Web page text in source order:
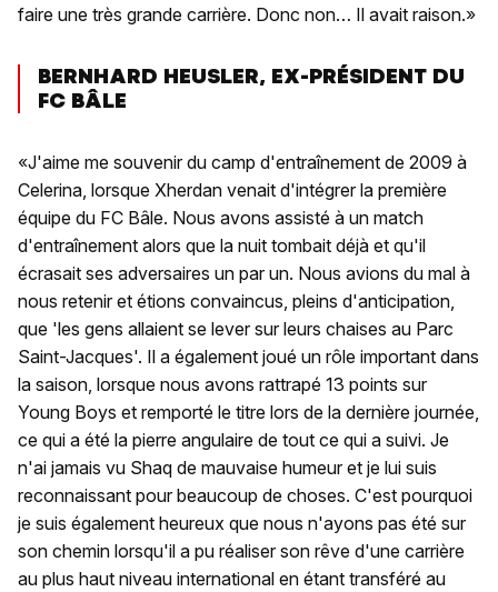
faire une très grande carrière. Donc non… Il avait raison.»
BERNHARD HEUSLER, EX-PRÉSIDENT DU
FC BÂLE
«J'aime me souvenir du camp d'entraînement de 2009 à
Celerina, lorsque Xherdan venait d'intégrer la première
équipe du FC Bâle. Nous avons assisté à un match
d'entraînement alors que la nuit tombait déjà et qu'il
écrasait ses adversaires un par un. Nous avions du mal à
nous retenir et étions convaincus, pleins d'anticipation,
que 'les gens allaient se lever sur leurs chaises au Parc
Saint-Jacques'. Il a également joué un rôle important dans
la saison, lorsque nous avons rattrapé 13 points sur
Young Boys et remporté le titre lors de la dernière journée,
ce qui a été la pierre angulaire de tout ce qui a suivi. Je
n'ai jamais vu Shaq de mauvaise humeur et je lui suis
reconnaissant pour beaucoup de choses. C'est pourquoi
je suis également heureux que nous n'ayons pas été sur
son chemin lorsqu'il a pu réaliser son rêve d'une carrière
au plus haut niveau international en étant transféré au